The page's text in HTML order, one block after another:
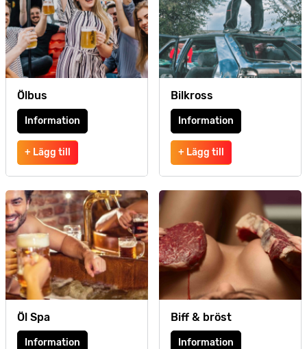
Ölbus
Information
+ Lägg till
Bilkross
Information
+ Lägg till
Öl Spa
Information
Biff & bröst
Information